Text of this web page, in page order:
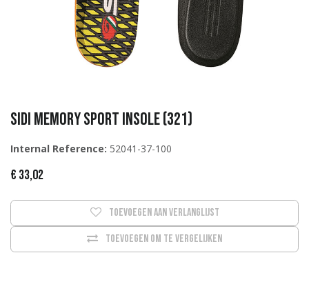
Sidi Memory Sport insole (321)
Internal Reference: 52041-37-100
€ 33,02
Toevoegen om te vergelijken
Toevoegen aan verlanglijst